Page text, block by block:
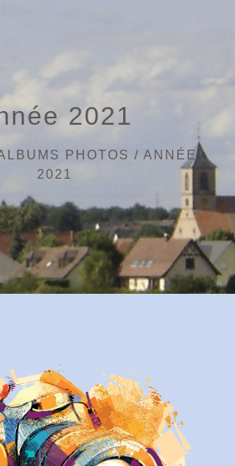
2021
PHOTOS / ANNÉE
2021